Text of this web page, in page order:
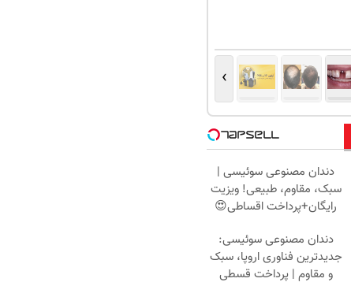
›
دندان مصنوعی سوئیسی |
سبک، مقاوم، طبیعی! ویزیت
رایگان+پرداخت اقساطی😍
دندان مصنوعی سوئیسی:
جدیدترین فناوری اروپا، سبک
و مقاوم | پرداخت قسطی